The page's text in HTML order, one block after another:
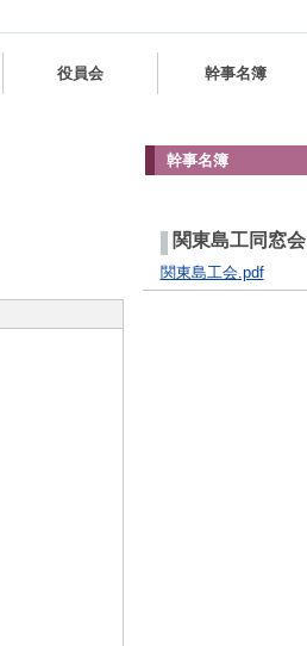
役員会 幹事名簿
幹事名簿
関東島工同窓会
関東島工会.pdf